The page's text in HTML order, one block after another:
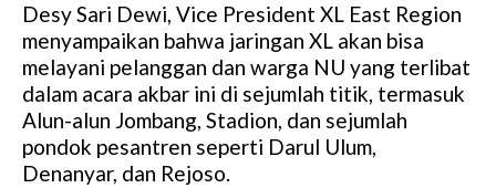
Desy Sari Dewi, Vice President XL East Region
menyampaikan bahwa jaringan XL akan bisa
melayani pelanggan dan warga NU yang terlibat
dalam acara akbar ini di sejumlah titik, termasuk
Alun-alun Jombang, Stadion, dan sejumlah
pondok pesantren seperti Darul Ulum,
Denanyar, dan Rejoso.